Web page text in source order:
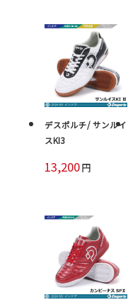
デスポルチ/ サンルイ
スKI3
13,200円